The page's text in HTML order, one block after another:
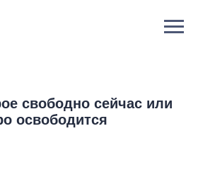
свободно сейчас или
освободится